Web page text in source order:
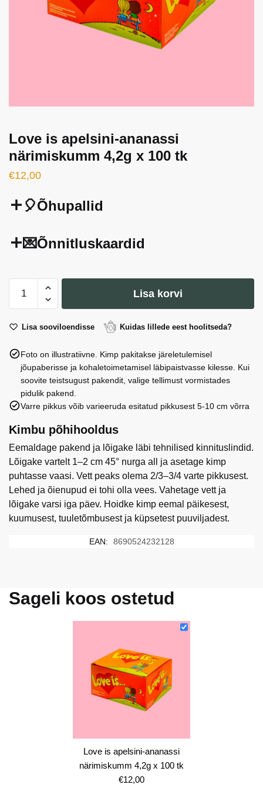
Love is apelsini-ananassi
närimiskumm 4,2g x 100 tk
€12,00
🎈Õhupallid
💌Õnnitluskaardid
ananassi
4,2g
100
kogus
Lisa korvi
Lisa sooviloendisse Kuidas lillede eest hoolitseda?
Foto on illustratiivne. Kimp pakitakse järeletulemisel
jõupaberisse ja kohaletoimetamisel läbipaistvasse kilesse. Kui
soovite teistsugust pakendit, valige tellimust vormistades
pidulik pakend.
Varre pikkus võib varieeruda esitatud pikkusest 5-10 cm võrra
Kimbu põhihooldus
Eemaldage pakend ja lõigake läbi tehnilised kinnituslindid.
Lõigake vartelt 1–2 cm 45° nurga all ja asetage kimp
puhtasse vaasi. Vett peaks olema 2/3–3/4 varte pikkusest.
Lehed ja õienupud ei tohi olla vees. Vahetage vett ja
lõigake varsi iga päev. Hoidke kimp eemal päikesest,
kuumusest, tuuletõmbusest ja küpsetest puuviljadest.
EAN: 8690524232128
Sageli koos ostetud
Love is apelsini-ananassi
närimiskumm 4,2g x 100 tk
€12,00